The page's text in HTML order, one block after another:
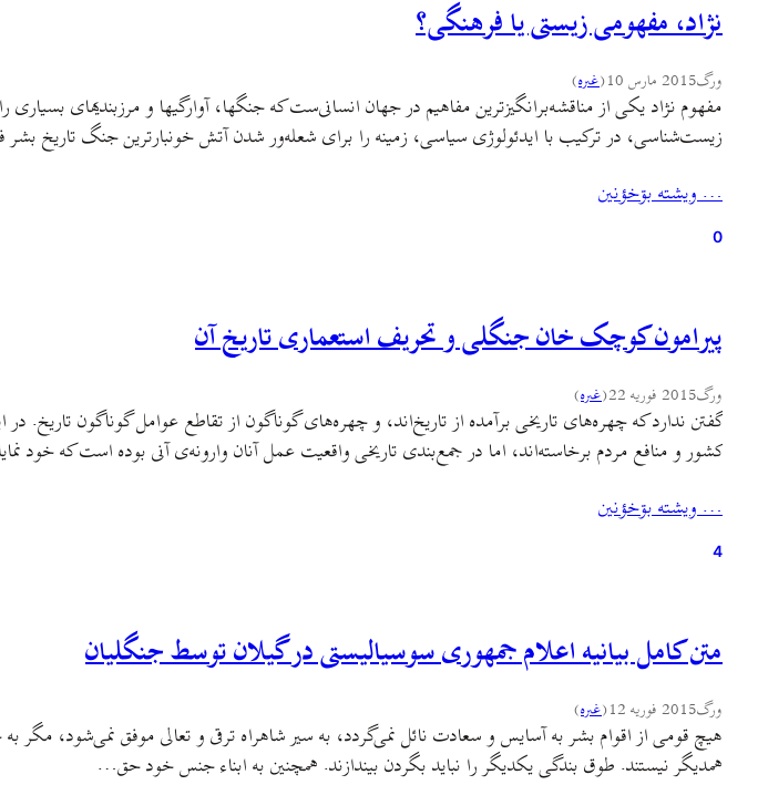
نژاد، مفهومی زیستی یا فرهنگی؟
ورگ2015 مارس 10 (غىره)
مفهوم نژاد یکی از مناقشه‌برانگیز­ترین مفاهیم در جهان انسانی‌ست که جنگ­ها، آوارگی­ها و مرزبندی­های
زیست‌شناسی، در ترکیب با ایدئولوژی سیاسی، زمینه­ را برای شعله‌­ور شدن آتش خونبارترین جنگ تاریخ
… ويشته بۊخؤنين
0
پیرامون کوچک خان جنگلی و تحریف استعماری تاریخ آن
ورگ2015 فوریه 22 (غىره)
گفتن ندارد که چهره‌های تاریخی برآمده از تاریخ‌اند، و چهره‌های گوناگون از تقاطع عوامل گوناگون تاریخ.
کشور و منافع مردم برخاسته‌اند، اما در جمع‌بندی تاریخی واقعیت عمل آنان وارونه‌ی آنی بوده است که خود
… ويشته بۊخؤنين
4
متن کامل بیانیه اعلام جمهوری سوسیالیستی در گیلان توسط جنگلیان
ورگ2015 فوریه 12 (غىره)
هیچ قومی از اقوام بشر به آسایس و سعادت نائل نمی‌گردد، به سیر شاهراه ترقی و تعالی موفق نمی‌شود، مگر
همدیگر نیستند. طوق بندگی یکدیگر را نباید بگردن بیندازند. همچنین به ابناء جنس خود حق…